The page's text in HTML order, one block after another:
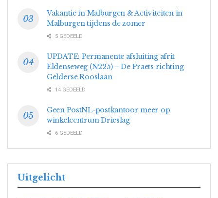
Vakantie in Malburgen & Activiteiten in
Malburgen tijdens de zomer
5 GEDEELD
UPDATE: Permanente afsluiting afrit
Eldenseweg (N225) – De Praets richting
Gelderse Rooslaan
14 GEDEELD
Geen PostNL-postkantoor meer op
winkelcentrum Drieslag
6 GEDEELD
Uitgelicht